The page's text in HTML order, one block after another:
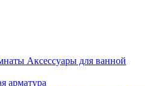
Аксессуары для ванной
арматура